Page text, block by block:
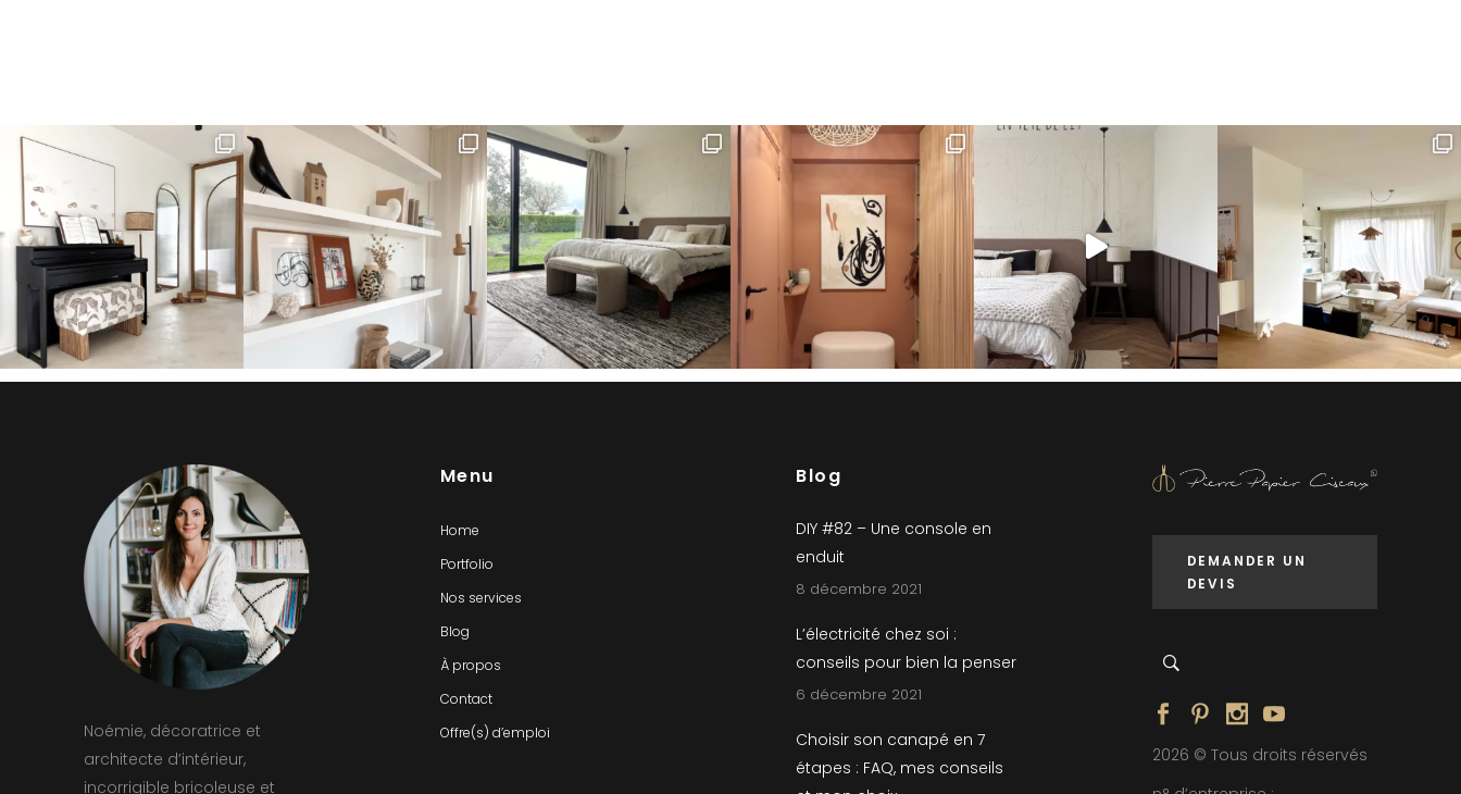
Noémie, décoratrice et
architecte d’intérieur,
incorrigible bricoleuse et
Menu
Home
Portfolio
Nos services
Blog
À propos
Contact
Offre(s) d’emploi
Blog
DIY #82 – Une console en
enduit
8 décembre 2021
L’électricité chez soi :
conseils pour bien la penser
6 décembre 2021
Choisir son canapé en 7
étapes : FAQ, mes conseils
DEMANDER UN
DEVIS
2026 © Tous droits réservés